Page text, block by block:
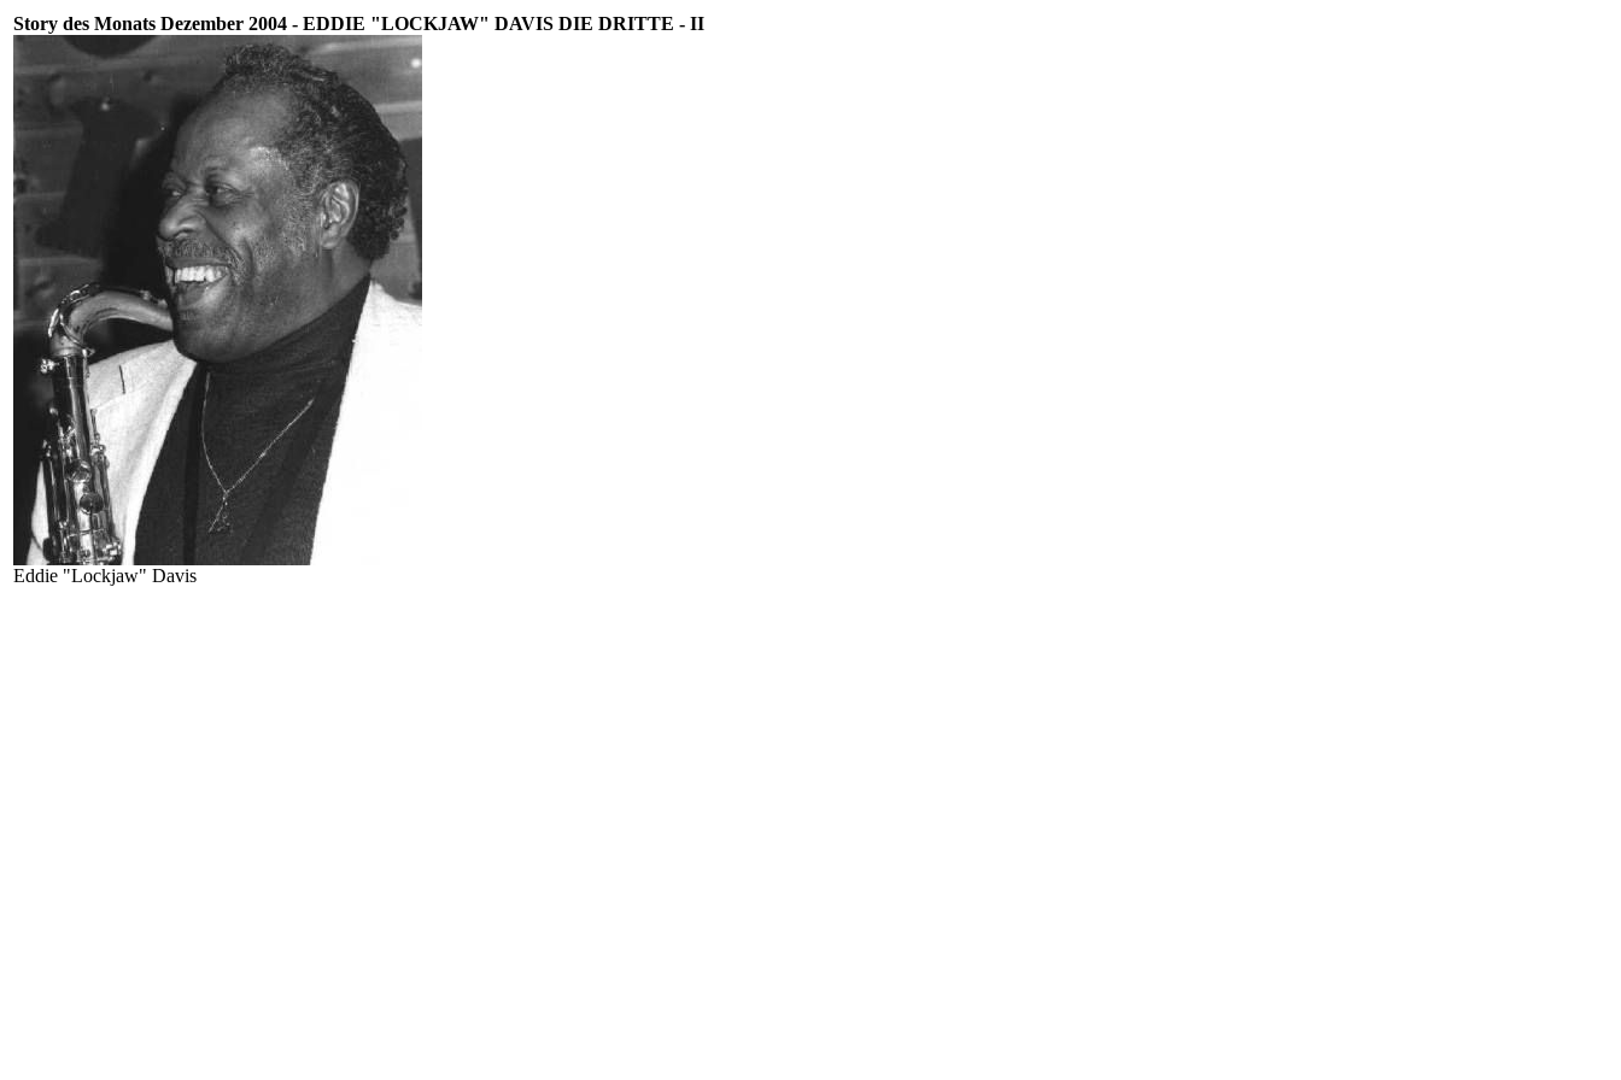
Story des Monats Dezember 2004 - EDDIE "LOCKJAW" DAVIS DIE DRITTE - II
Eddie "Lockjaw" Davis